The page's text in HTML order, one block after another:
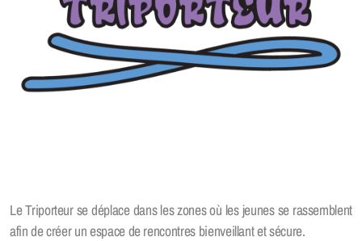
Le Triporteur se déplace dans les zones où les jeunes se rassemblent
afin de créer un espace de rencontres bienveillant et sécure.
Devenir bénévole
Rapports d'activité
Passeport-vacances